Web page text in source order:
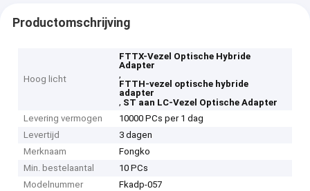
Productomschrijving
Hoog licht
FTTX-Vezel Optische Hybride
Adapter
,
FTTH-vezel optische hybride
adapter
, ST aan LC-Vezel Optische Adapter
Levering vermogen
10000 PCs per 1 dag
Levertijd
3 dagen
Merknaam
Fongko
Min. bestelaantal
10 PCs
Modelnummer
Fkadp-057